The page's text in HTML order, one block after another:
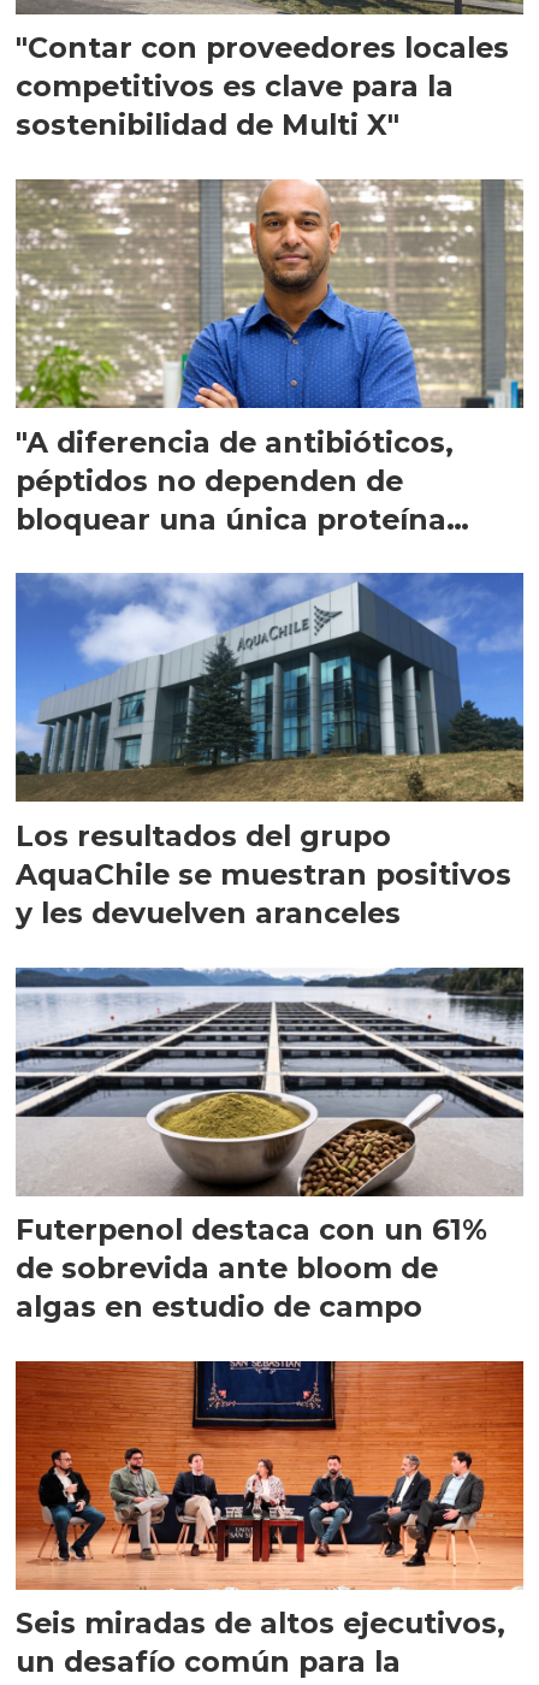
"Contar con proveedores locales
competitivos es clave para la
sostenibilidad de Multi X"
"A diferencia de antibióticos,
péptidos no dependen de
bloquear una única proteína
Los resultados del grupo
AquaChile se muestran positivos
y les devuelven aranceles
Futerpenol destaca con un 61%
de sobrevida ante bloom de
algas en estudio de campo
Seis miradas de altos ejecutivos,
un desafío común para la